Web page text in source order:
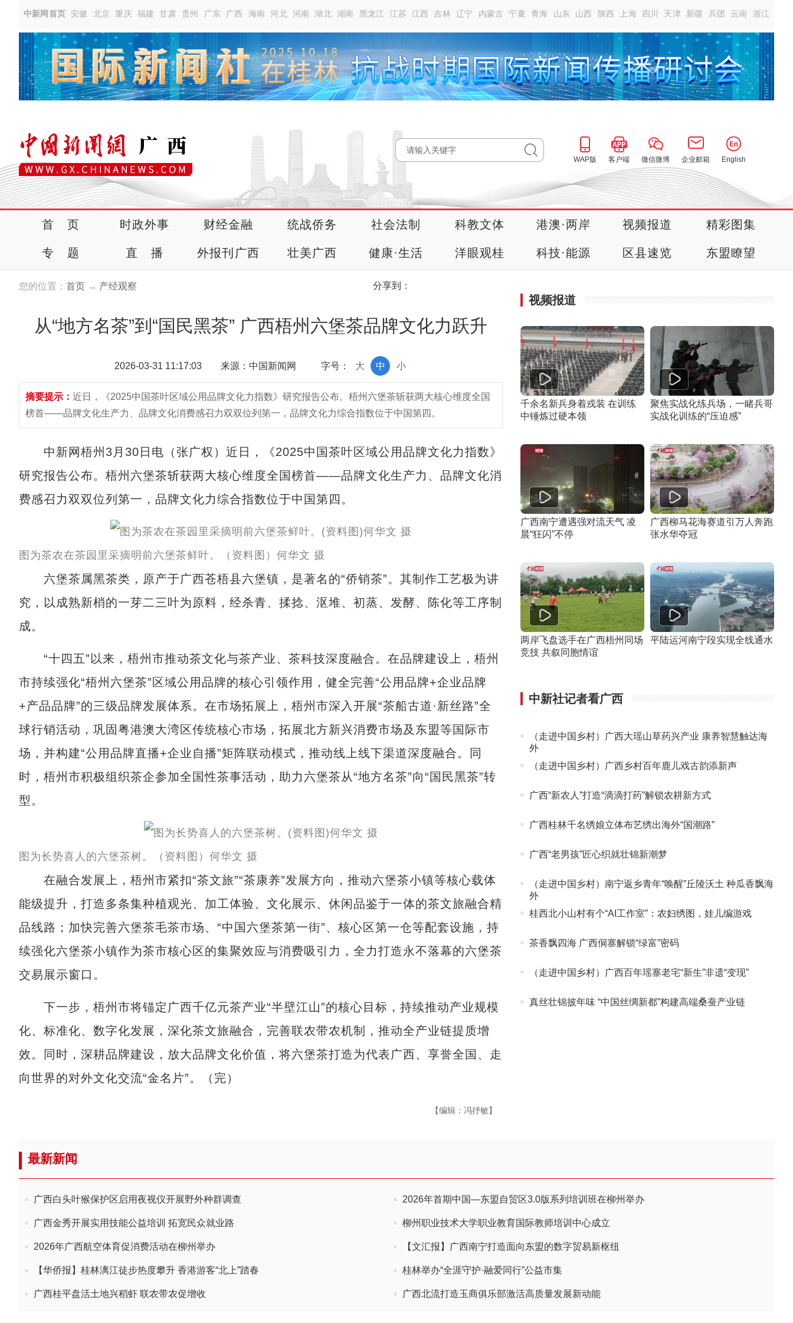
中新网首页 安徽 北京 重庆 福建 甘肃 贵州 广东 广西 海南 河北 河南 湖北 湖南 黑龙江 江苏 江西 吉林 辽宁 内蒙古 宁夏 青海 山东 山西 陕西 上海 四川 天津 新疆 兵团 云南 浙江
WAP版 客户端 微信微博 企业邮箱 English
首 页 时政外事 财经金融 统战侨务 社会法制 科教文体 港澳·两岸 视频报道 精彩图集
专 题 直 播 外报刊广西 壮美广西 健康·生活 洋眼观桂 科技·能源 区县速览 东盟瞭望
您的位置： 首页 → 产经观察 分享到：
从“地方名茶”到“国民黑茶” 广西梧州六堡茶品牌文化力跃升
2026-03-31 11:17:03 来源：中国新闻网 字号： 小
中
大
摘要提示： 近日，《2025中国茶叶区域公用品牌文化力指数》研究报告公布。梧州六堡茶斩获两大核心维度全国
榜首——品牌文化生产力、品牌文化消费感召力双双位列第一，品牌文化力综合指数位于中国第四。
中新网梧州3月30日电（张广权）近日，《2025中国茶叶区域公用品牌文化力指数》
研究报告公布。梧州六堡茶斩获两大核心维度全国榜首——品牌文化生产力、品牌文化消
费感召力双双位列第一，品牌文化力综合指数位于中国第四。
图为茶农在茶园里采摘明前六堡茶鲜叶。（资料图）何华文 摄
六堡茶属黑茶类，原产于广西苍梧县六堡镇，是著名的“侨销茶”。其制作工艺极为讲
究，以成熟新梢的一芽二三叶为原料，经杀青、揉捻、沤堆、初蒸、发酵、陈化等工序制
成。
“十四五”以来，梧州市推动茶文化与茶产业、茶科技深度融合。在品牌建设上，梧州
市持续强化“梧州六堡茶”区域公用品牌的核心引领作用，健全完善“公用品牌+企业品牌
+产品品牌”的三级品牌发展体系。在市场拓展上，梧州市深入开展“茶船古道·新丝路”全
球行销活动，巩固粤港澳大湾区传统核心市场，拓展北方新兴消费市场及东盟等国际市
场，并构建“公用品牌直播+企业自播”矩阵联动模式，推动线上线下渠道深度融合。同
时，梧州市积极组织茶企参加全国性茶事活动，助力六堡茶从“地方名茶”向“国民黑茶”转
型。
图为长势喜人的六堡茶树。（资料图）何华文 摄
在融合发展上，梧州市紧扣“茶文旅”“茶康养”发展方向，推动六堡茶小镇等核心载体
能级提升，打造多条集种植观光、加工体验、文化展示、休闲品鉴于一体的茶文旅融合精
品线路；加快完善六堡茶毛茶市场、“中国六堡茶第一街”、核心区第一仓等配套设施，持
续强化六堡茶小镇作为茶市核心区的集聚效应与消费吸引力，全力打造永不落幕的六堡茶
交易展示窗口。
下一步，梧州市将锚定广西千亿元茶产业“半壁江山”的核心目标，持续推动产业规模
化、标准化、数字化发展，深化茶文旅融合，完善联农带农机制，推动全产业链提质增
效。同时，深耕品牌建设，放大品牌文化价值，将六堡茶打造为代表广西、享誉全国、走
向世界的对外文化交流“金名片”。（完）
【编辑：冯抒敏】
视频报道
千余名新兵身着戎装 在训练
中锤炼过硬本领
聚焦实战化练兵场，一睹兵哥
实战化训练的“压迫感”
广西南宁遭遇强对流天气 凌
晨“狂闪”不停
广西柳马花海赛道引万人奔跑
张水华夺冠
两岸飞盘选手在广西梧州同场
竞技 共叙同胞情谊
平陆运河南宁段实现全线通水
中新社记者看广西
（走进中国乡村）广西大瑶山草药兴产业 康养智慧触达海
外
（走进中国乡村）广西乡村百年鹿儿戏古韵添新声
广西“新农人”打造“滴滴打药”解锁农耕新方式
广西桂林千名绣娘立体布艺绣出海外“国潮路”
广西“老男孩”匠心织就壮锦新潮梦
（走进中国乡村）南宁返乡青年“唤醒”丘陵沃土 种瓜香飘海
外
桂西北小山村有个“AI工作室”：农妇绣图，娃儿编游戏
茶香飘四海 广西侗寨解锁“绿富”密码
（走进中国乡村）广西百年瑶寨老宅“新生”非遗“变现”
真丝壮锦披年味 “中国丝绸新都”构建高端桑蚕产业链
最新新闻
广西白头叶猴保护区启用夜视仪开展野外种群调查 2026年首期中国—东盟自贸区3.0版系列培训班在柳州举办
广西金秀开展实用技能公益培训 拓宽民众就业路 柳州职业技术大学职业教育国际教师培训中心成立
2026年广西航空体育促消费活动在柳州举办 【文汇报】广西南宁打造面向东盟的数字贸易新枢纽
【华侨报】桂林漓江徒步热度攀升 香港游客“北上”踏春 桂林举办“全涯守护·融爱同行”公益市集
广西桂平盘活土地兴稻虾 联农带农促增收 广西北流打造玉商俱乐部激活高质量发展新动能